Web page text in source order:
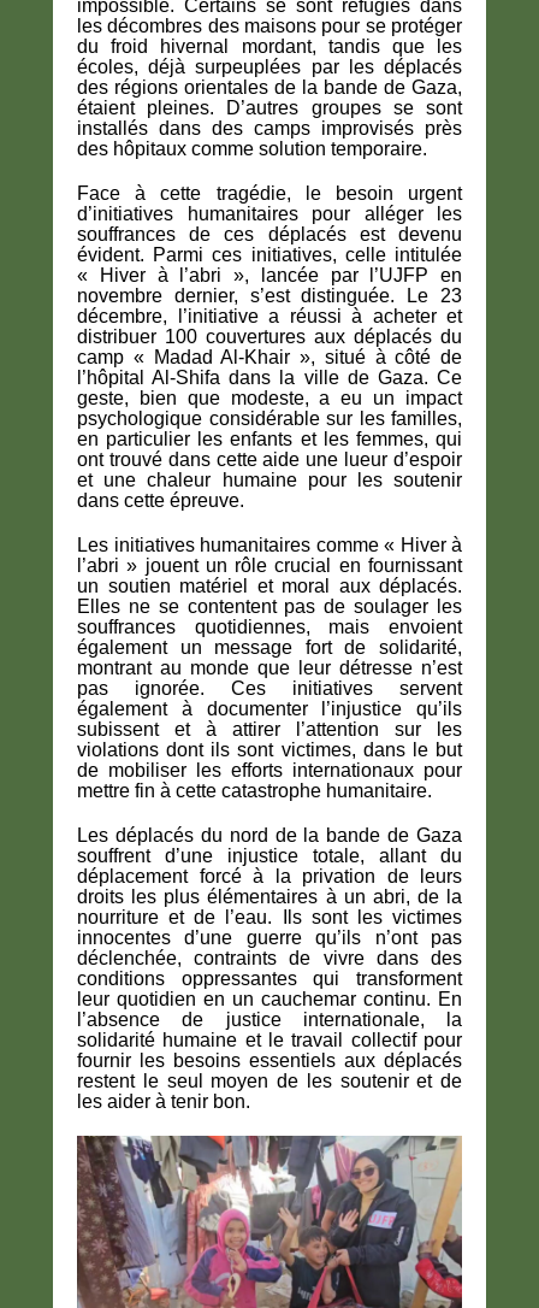
impossible. Certains se sont réfugiés dans
les décombres des maisons pour se protéger
du froid hivernal mordant, tandis que les
écoles, déjà surpeuplées par les déplacés
des régions orientales de la bande de Gaza,
étaient pleines. D’autres groupes se sont
installés dans des camps improvisés près
des hôpitaux comme solution temporaire.
Face à cette tragédie, le besoin urgent
d’initiatives humanitaires pour alléger les
souffrances de ces déplacés est devenu
évident. Parmi ces initiatives, celle intitulée
« Hiver à l’abri », lancée par l’UJFP en
novembre dernier, s’est distinguée. Le 23
décembre, l’initiative a réussi à acheter et
distribuer 100 couvertures aux déplacés du
camp « Madad Al-Khair », situé à côté de
l’hôpital Al-Shifa dans la ville de Gaza. Ce
geste, bien que modeste, a eu un impact
psychologique considérable sur les familles,
en particulier les enfants et les femmes, qui
ont trouvé dans cette aide une lueur d’espoir
et une chaleur humaine pour les soutenir
dans cette épreuve.
Les initiatives humanitaires comme « Hiver à
l’abri » jouent un rôle crucial en fournissant
un soutien matériel et moral aux déplacés.
Elles ne se contentent pas de soulager les
souffrances quotidiennes, mais envoient
également un message fort de solidarité,
montrant au monde que leur détresse n’est
pas ignorée. Ces initiatives servent
également à documenter l’injustice qu’ils
subissent et à attirer l’attention sur les
violations dont ils sont victimes, dans le but
de mobiliser les efforts internationaux pour
mettre fin à cette catastrophe humanitaire.
Les déplacés du nord de la bande de Gaza
souffrent d’une injustice totale, allant du
déplacement forcé à la privation de leurs
droits les plus élémentaires à un abri, de la
nourriture et de l’eau. Ils sont les victimes
innocentes d’une guerre qu’ils n’ont pas
déclenchée, contraints de vivre dans des
conditions oppressantes qui transforment
leur quotidien en un cauchemar continu. En
l’absence de justice internationale, la
solidarité humaine et le travail collectif pour
fournir les besoins essentiels aux déplacés
restent le seul moyen de les soutenir et de
les aider à tenir bon.